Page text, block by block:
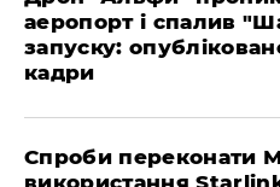
аеропорт і спалив
запуску:
кадри
​Спроби переконати